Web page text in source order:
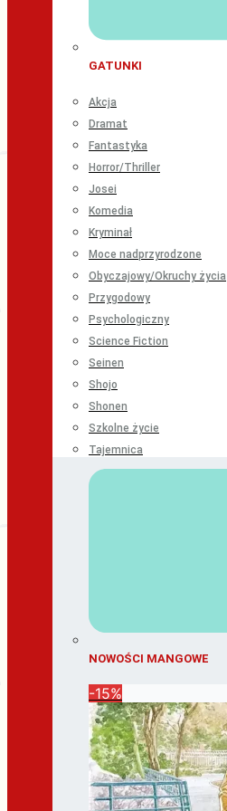
GATUNKI
Akcja
Dramat
Fantastyka
Horror/Thriller
Josei
Komedia
Kryminał
Moce nadprzyrodzone
Obyczajowy/Okruchy życia
Przygodowy
Psychologiczny
Science Fiction
Seinen
Shojo
Shonen
Szkolne życie
Tajemnica
NOWOŚCI MANGOWE
-15%